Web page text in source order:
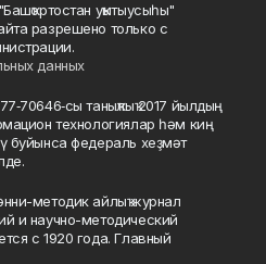
уҡытыусыһы"
разрешено только с
данных
таныҡлыҡ 2017 йылдың
технологиялар һәм киң
буйынса федераль хеҙмәт
методик айлыҡ журнал
и научно-методический
с 1920 года. Главный